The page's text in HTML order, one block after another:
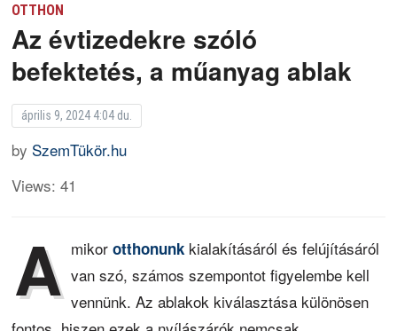
OTTHON
Az évtizedekre szóló
befektetés, a műanyag ablak
április 9, 2024 4:04 du.
by SzemTükör.hu
Views: 41
A mikorotthonunk kialakításáról és felújításáról
van szó, számos szempontot figyelembe kell
vennünk. Az ablakok kiválasztása különösen